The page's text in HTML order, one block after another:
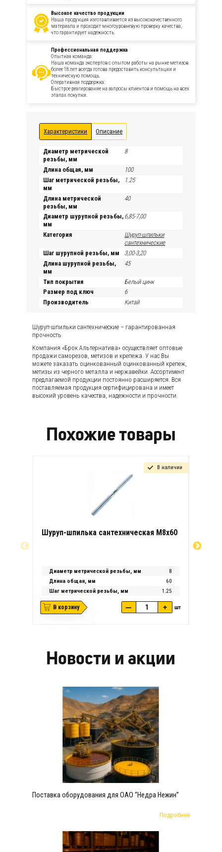
Высокое качество продукции
Наша продукция изготавливается из высококачественного
материала и проходит многоуровневую проверку качества,
что гарантирует надежность.
Профессиональная поддержка
Опытная команда:
Наша команда экспертов с опытом работы на рынке метизов
более 18 лет всегда готова предоставить консультации и
техническую помощь.
Оперативная поддержка:
Быстрое реагирование на запросы клиентов и помощь на всех
этапах покупки.
Характеристики Описание
Диаметр метрической
резьбы, мм
8
Длина общая, мм
100
Шаг метрической резьбы,
мм
1.25
Длина метрической
резьбы, мм
40
Диаметр шурупной резьбы,
мм
6,85-7,00
Категория
Шуруп-шпильки
сантехнические
Шаг шурупной резьбы, мм
3,00-3,20
Длина шурупной резьбы,
мм
45
Тип покрытия
Белый цинк
Размер под ключ
6
Производитель
Китай
Шуруп-шпильки сантехнические – гарантированная
прочность
Компания «Брок Альтернатива» осуществляет оптовые
продажи саморезов, метизов и крепежа. У нас Вы
можете заказать оцинкованный оцинкованный крепеж,
метизы из черного металла и нержавейки. Ассортимент
предлагаемой продукции постоянно расширяется. Вся
поставляемая продукция сертифицирована и имеет
высокий уровень качества, надежности и прочности.
Похожие товары
В наличии
Шуруп-шпилька сантехническая М8х60
Диаметр метрической резьбы, мм
8
Длина общая, мм
60
Шаг метрической резьбы, мм
1.25
В корзину — + шт
Новости и акции
Поставка оборудования для ОАО “Недра Нежин”
Подробнее